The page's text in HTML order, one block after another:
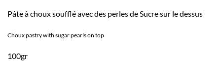
Pâte à choux soufflé avec des perles de Sucre sur le dessus
Choux pastry with sugar pearls on top
100gr